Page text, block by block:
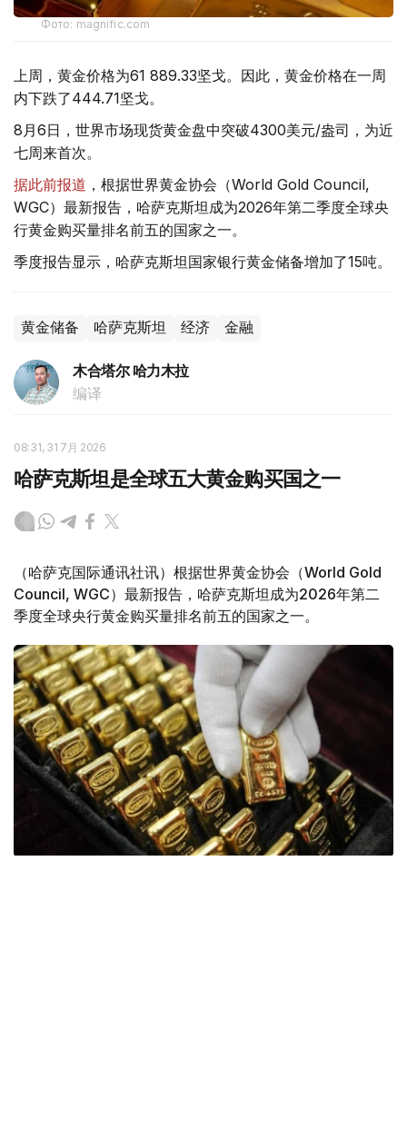
Фото: magnific.com
上周，黄金价格为61 889.33坚戈。因此，黄金价格在一周
内下跌了444.71坚戈。
8月6日，世界市场现货黄金盘中突破4300美元/盎司，为近
七周来首次。
据此前报道 ，根据世界黄金协会（World Gold Council,
WGC）最新报告，哈萨克斯坦成为2026年第二季度全球央
行黄金购买量排名前五的国家之一。
季度报告显示，哈萨克斯坦国家银行黄金储备增加了15吨。
黄金储备 哈萨克斯坦 经济 金融
木合塔尔 哈力木拉
编译
08:31, 31 7月 2026
哈萨克斯坦是全球五大黄金购买国之一
（哈萨克国际通讯社讯）根据世界黄金协会（World Gold
Council, WGC）最新报告，哈萨克斯坦成为2026年第二
季度全球央行黄金购买量排名前五的国家之一。